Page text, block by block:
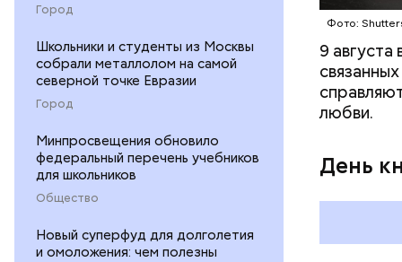
Город
Школьники и студенты из Москвы
собрали металлолом на самой
северной точке Евразии
Город
Минпросвещения обновило
федеральный перечень учебников
для школьников
Общество
Новый суперфуд для долголетия
и омоложения: чем полезны
Фото:
9
любви.
День